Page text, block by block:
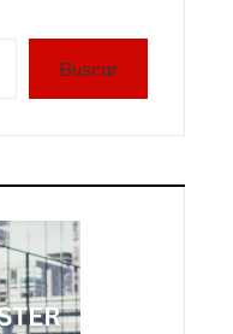
Buscar